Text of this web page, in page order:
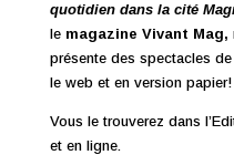
quotidien dans la cité
le magazine Vivant Mag,
présente des spectacles
le web et en version papier!
Vous le trouverez dans
et en ligne.